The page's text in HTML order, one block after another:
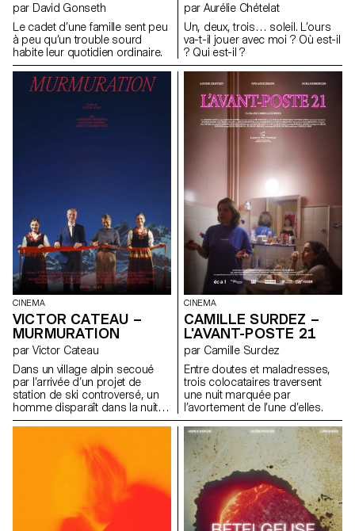
par David Gonseth
Le cadet d’une famille sent peu
à peu qu’un trouble sourd
habite leur quotidien ordinaire.
par Aurélie Chételat
Un, deux, trois… soleil. L’ours
va-t-il jouer avec moi ? Où est-il
? Qui est-il ?
CINEMA
VICTOR CATEAU –
MURMURATION
par Victor Cateau
Dans un village alpin secoué
par l’arrivée d’un projet de
station de ski controversé, un
homme disparaît dans la nuit.
Dépassée par les événements,
essaie de comprendre les
forces à l’œuvre.
CINEMA
CAMILLE SURDEZ –
L'AVANT-POSTE 21
par Camille Surdez
Entre doutes et maladresses,
trois colocataires traversent
une nuit marquée par
l’avortement de l’une d’elles.